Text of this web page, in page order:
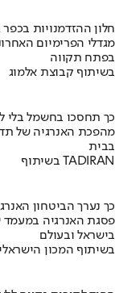
חלון ההזדמנויות בכפר
בפתח תקווה
בשיתוף קבוצת אלמוג
כך תחסכו בחשמל בלי
מהפכת האנרגיה של
בבית
בשיתוף TADIRAN
כך נערך הביטחון
פסגת האנרגיה במעמד
בישראל ובעולם
בשיתוף המכון